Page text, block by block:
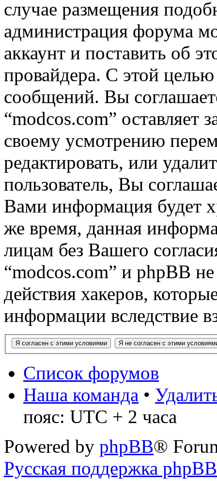
случае размещения
администрация форума
аккаунт и поставить об
провайдера. С этой
сообщений. Вы
“modcos.com” оставляет
своему усмотрению
редактировать, или
пользователь, Вы
Вами информация будет
же время, данная
лицам без Вашего
“modcos.com” и phpBB не
действия хакеров,
информации вследствие
Список форумов
Наша команда •
пояс: UTC + 2 часа
Powered by phpBB®
Русская поддержка phpBB